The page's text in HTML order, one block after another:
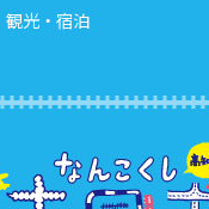
観光・宿泊